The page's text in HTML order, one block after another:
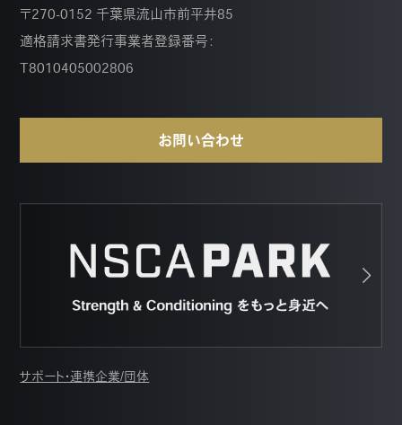
〒270-0152 千葉県流山市前平井85
適格請求書発行事業者登録番号：
T8010405002806
お問い合わせ
サポート・連携企業/団体